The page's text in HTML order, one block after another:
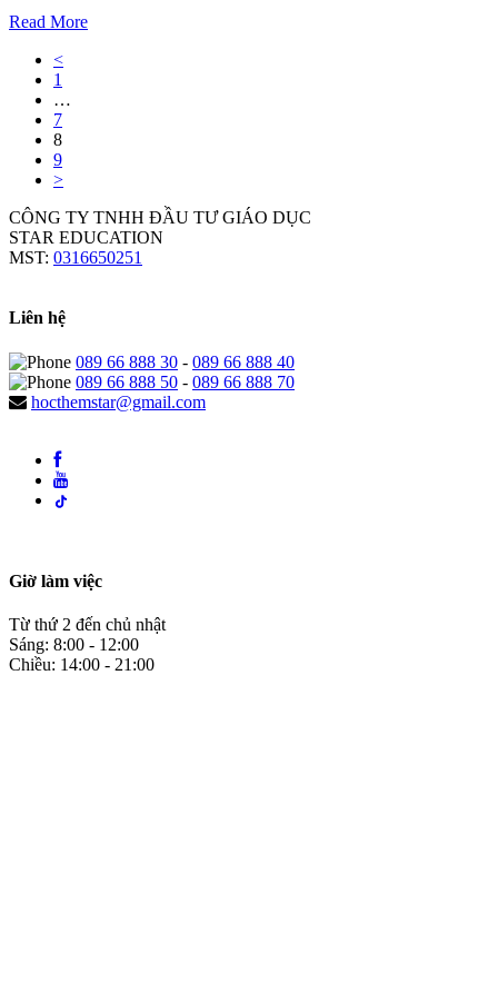
Read More
<
1
…
7
8
9
>
CÔNG TY TNHH ĐẦU TƯ GIÁO DỤC
STAR EDUCATION
MST: 0316650251
Liên hệ
089 66 888 30 - 089 66 888 40
089 66 888 50 - 089 66 888 70
hocthemstar@gmail.com
Giờ làm việc
Từ thứ 2 đến chủ nhật
Sáng: 8:00 - 12:00
Chiều: 14:00 - 21:00